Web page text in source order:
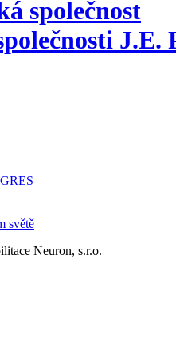
společnost
J.E.
světě
Neuron, s.r.o.